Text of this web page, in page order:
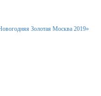
Золотая Москва 2019»